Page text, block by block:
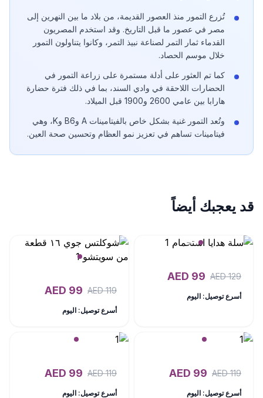
تُزرع التمور منذ العصور القديمة، من بلاد ما بين النهرين إلى
مصر في عصور ما قبل التاريخ. وقد استخدم المصريون
القدماء ثمار التمر لصناعة نبيذ التمر، وكانوا يتناولون التمور
خلال موسم الحصاد.
كما تم العثور على أدلة مستمرة على زراعة التمور في
الحضارات اللاحقة في وادي السند، بما في ذلك فترة حضارة
هارابا بين عامي 2600 و1900 قبل الميلاد.
وتُعد التمور غنية بشكل خاص بالفيتامينات A وB6 وK، وهي
فيتامينات تساهم في تعزيز نمو العظام وتحسين صحة العين.
قد يعجبك أيضاً
129
AED
99
أسرع توصيل: اليوم
119
AED
99
أسرع توصيل: اليوم
119
AED
99
أسرع توصيل: اليوم
119
AED
99
أسرع توصيل: اليوم